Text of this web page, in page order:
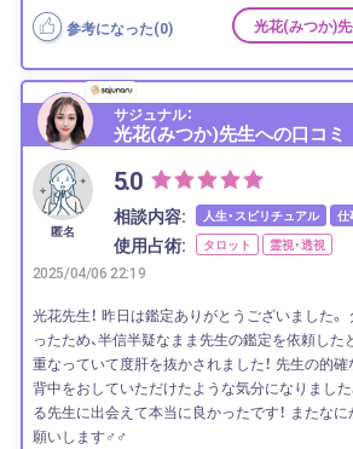
参考になった(0) 光花(みつか)
サジュナル：
光花(みつか)先生への口コミ
匿名
5.0
相談内容: 人生・スピリチュアル 仕
使用占術: タロット 霊視・透視
2025/04/06 22:19
光花先生！ 昨日は鑑定ありがとうございました
ったため、半信半疑なまま先生の鑑定を依頼した
重なっていて度肝を抜かされました！ 先生の的
背中をおしていただけたような気分になりまし
る先生に出会えて本当に良かったです！ またな
願いします‍♂️‍♂️